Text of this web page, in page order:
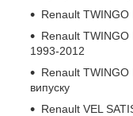
Renault
Renault TWINGO
1993-2012
Renault TWINGO
випуску
Renault VEL